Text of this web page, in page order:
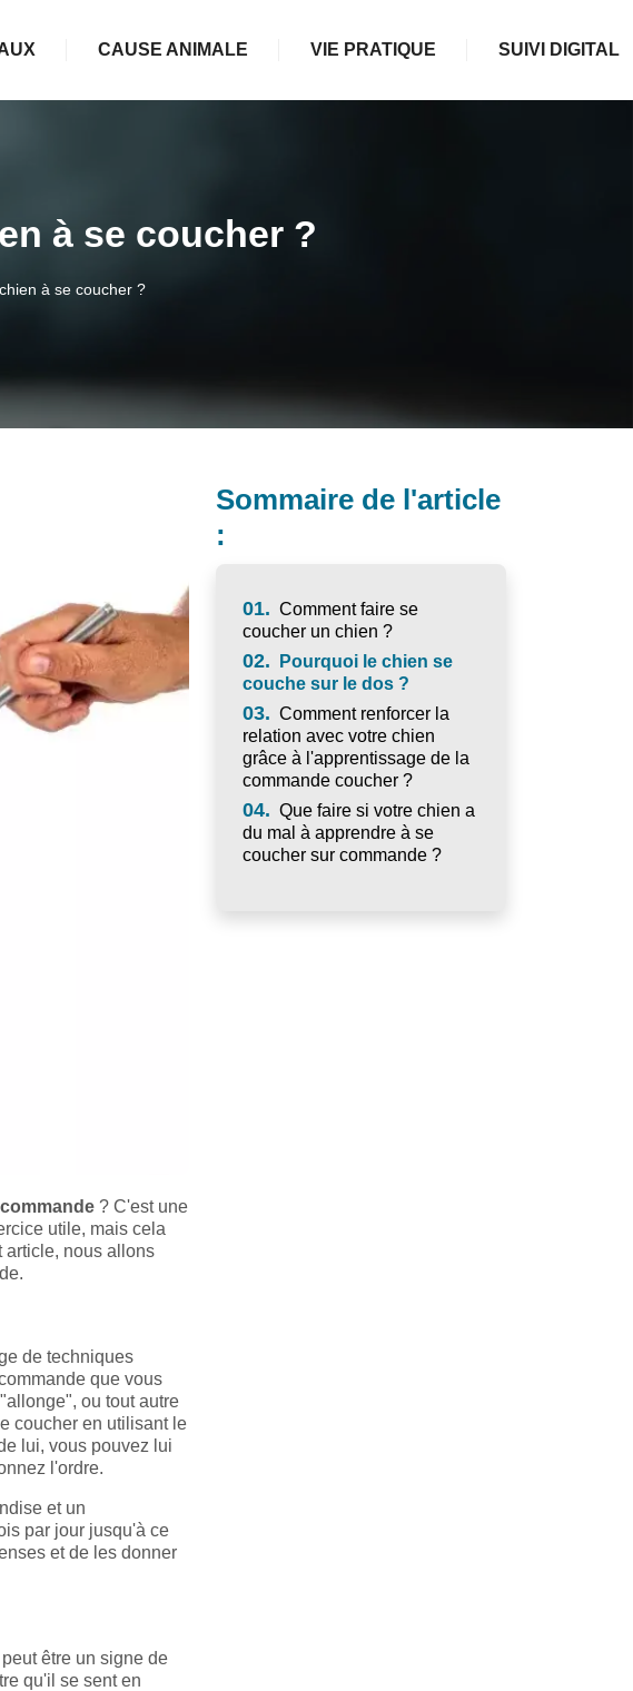
CAUSE ANIMALE VIE PRATIQUE SUIVI DIGITAL
à se coucher ?
à se coucher ?
? C'est une
utile, mais cela
article, nous allons
de techniques
que vous
ou tout autre
coucher en utilisant le
lui, vous pouvez lui
l'ordre.
et un
par jour jusqu'à ce
et de les donner
être un signe de
qu'il se sent en
Sommaire de l'article
:
01. Comment faire se
coucher un chien ?
02.
Pourquoi le chien se
couche sur le dos ?
03. Comment renforcer la
relation avec votre chien
grâce à l'apprentissage de la
commande coucher ?
04. Que faire si votre chien a
du mal à apprendre à se
coucher sur commande ?